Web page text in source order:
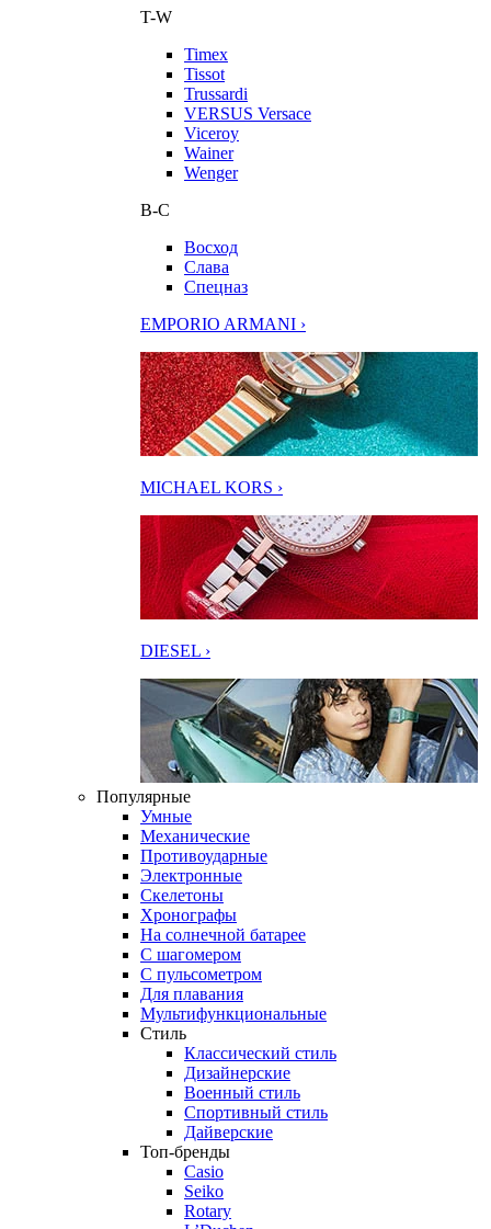
T-W
Timex
Tissot
Trussardi
VERSUS Versace
Viceroy
Wainer
Wenger
В-С
Восход
Слава
Спецназ
EMPORIO ARMANI ›
MICHAEL KORS ›
DIESEL ›
Популярные
Умные
Механические
Противоударные
Электронные
Скелетоны
Хронографы
На солнечной батарее
С шагомером
С пульсометром
Для плавания
Мультифункциональные
Стиль
Классический стиль
Дизайнерские
Военный стиль
Спортивный стиль
Дайверские
Топ-бренды
Casio
Seiko
Rotary